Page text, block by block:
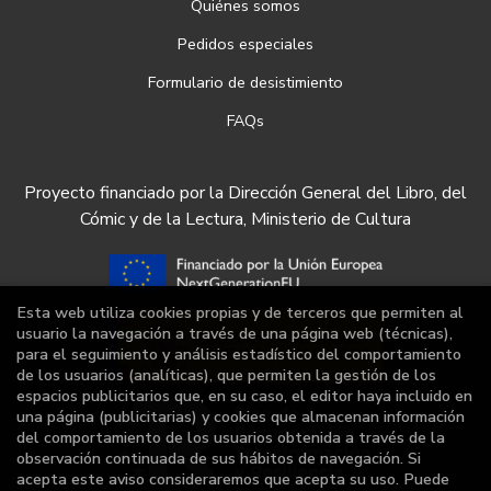
Quiénes somos
Pedidos especiales
Formulario de desistimiento
FAQs
Proyecto financiado por la Dirección General del Libro, del
Cómic y de la Lectura, Ministerio de Cultura
Esta web utiliza cookies propias y de terceros que permiten al
usuario la navegación a través de una página web (técnicas),
para el seguimiento y análisis estadístico del comportamiento
de los usuarios (analíticas), que permiten la gestión de los
espacios publicitarios que, en su caso, el editor haya incluido en
una página (publicitarias) y cookies que almacenan información
del comportamiento de los usuarios obtenida a través de la
observación continuada de sus hábitos de navegación. Si
acepta este aviso consideraremos que acepta su uso. Puede